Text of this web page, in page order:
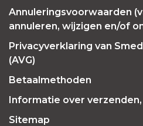
Annuleringsvoorwaarden
annuleren, wijzigen en/of
Privacyverklaring van
(AVG)
Betaalmethoden
Informatie over
Sitemap